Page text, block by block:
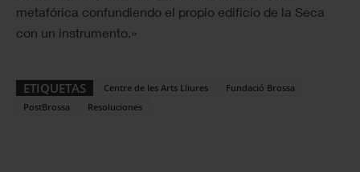
metafórica confundiendo el propio edificio de la Seca
con un instrumento.»
ETIQUETAS Centre de les Arts Lliures
Fundació Brossa
PostBrossa
Resoluciones